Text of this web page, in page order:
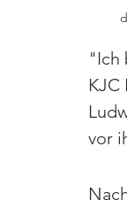
"Ich
vor